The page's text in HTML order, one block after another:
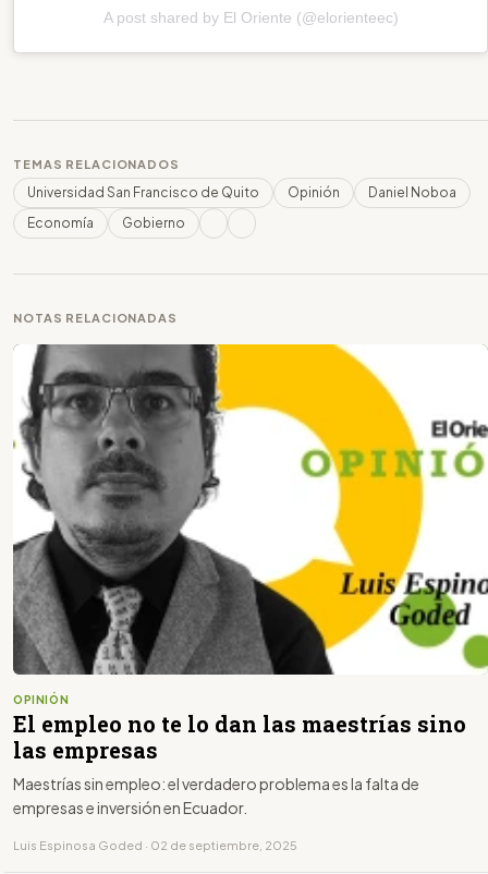
A post shared by El Oriente (@elorienteec)
TEMAS RELACIONADOS
Universidad San Francisco de Quito Opinión
Daniel Noboa
Economía
Gobierno
NOTAS RELACIONADAS
OPINIÓN
El empleo no te lo dan las maestrías sino
las empresas
Maestrías sin empleo: el verdadero problema es la falta de
empresas e inversión en Ecuador.
Luis Espinosa Goded · 02 de septiembre, 2025